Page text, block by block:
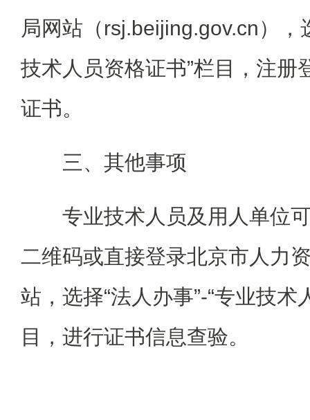
局网站（rsj.beijing.gov.cn），
技术人员资格证书”栏目，注册
证书。
三、其他事项
专业技术人员及用人单位
二维码或直接登录北京市人力
站，选择“法人办事”-“专业技术
目，进行证书信息查验。